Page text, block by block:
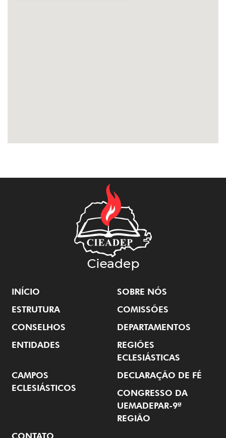
INÍCIO
SOBRE NÓS
ESTRUTURA
COMISSÕES
CONSELHOS
DEPARTAMENTOS
ENTIDADES
REGIÕES
ECLESIÁSTICAS
CAMPOS
ECLESIÁSTICOS
DECLARAÇÃO DE FÉ
CONGRESSO DA
UEMADEPAR-9ª
REGIÃO
CONTATO